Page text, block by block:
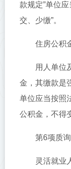
款规定”单位
交、少缴”。
住房公积
用人单位
金，其缴款是
单位应当按照
公积金，不得
第6项质询
灵活就业